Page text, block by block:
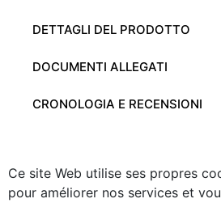
DETTAGLI DEL PRODOTTO
DOCUMENTI ALLEGATI
CRONOLOGIA E RECENSIONI
Ce site Web utilise ses propres
pour améliorer nos services et